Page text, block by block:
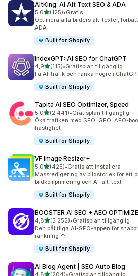
AltKing: AI Alt Text SEO & ADA
5,0av 5 stjärnor
(125)
125 recensioner totalt
•Gratis
Optimera alla bilders alt-texter,
ADA
Built for Shopify
IndexGPT: AI SEO for ChatGPT
4,9av 5 stjärnor
(115)
115 recensioner totalt
•Gratisplan tillgänglig
Få AI-trafik och ranka högre i
Built for Shopify
Tapita AI SEO Optimizer, Speed
5,0av 5 stjärnor
(2 441)
2441 recensioner totalt
•Gratisplan tillgänglig
Öka trafiken med SEO, GEO, AEO-
hastighet
Built for Shopify
VF Image Resizer+
5,0av 5 stjärnor
(425)
425 recensioner totalt
•Gratis att installera
Massredigering av bildstorlek för ett
bildkomprimering och AI-alt-text
Built for Shopify
BOOSTER AI SEO + AEO
4,8av 5 stjärnor
(5 252)
5252 recensioner totalt
•Gratisplan tillgänglig
Den pålitliga AI-SEO-appen för
rankning ↑
Built for Shopify
AI Blog Agent | SEO Auto Blog
4,8av 5 stjärnor
(204)•Gratisplan tillgänglig